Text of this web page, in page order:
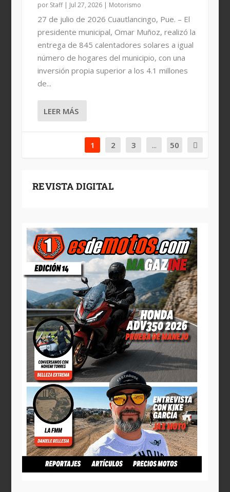
por Staff| Jul 27, 2026| Motorismo
27 de julio de 2026 Cuautlancingo, Pue. – El
presidente municipal, Omar Muñoz, realizó la
entrega de 845 calentadores solares a igual
número de hogares del municipio, con una
inversión propia superior a los 4.1 millones
de...
LEER MÁS
1 2 3 ... 50
REVISTA DIGITAL